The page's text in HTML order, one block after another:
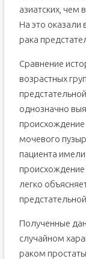
азиатских, чем
На это оказали
рака
Сравнение
возрастных
однозначно
мочевого
пациента
происхождение
легко
Полученные
случайном
раком